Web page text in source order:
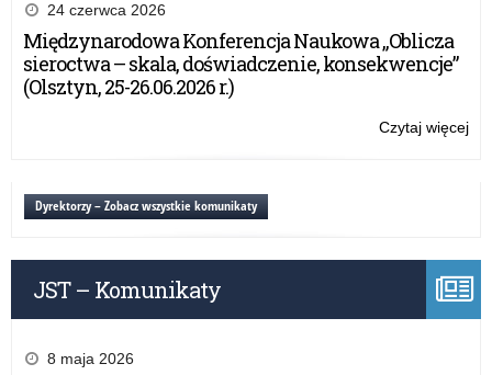
24 czerwca 2026
Międzynarodowa Konferencja Naukowa „Oblicza
sieroctwa – skala, doświadczenie, konsekwencje”
(Olsztyn, 25-26.06.2026 r.)
Czytaj więcej
Dyrektorzy – Zobacz wszystkie komunikaty
JST – Komunikaty
8 maja 2026